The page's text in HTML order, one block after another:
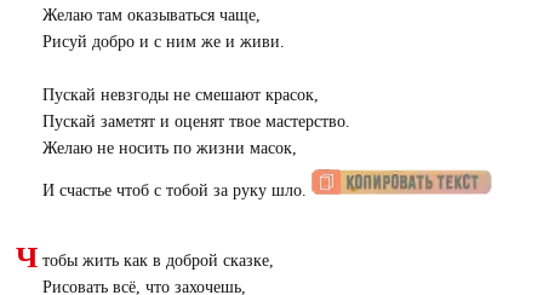
Желаю там оказываться чаще,
Рисуй добро и с ним же и живи.
Пускай невзгоды не смешают красок,
Пускай заметят и оценят твое мастерство.
Желаю не носить по жизни масок,
И счастье чтоб с тобой за руку шло.
Ч тобы жить как в доброй сказке,
Рисовать всё, что захочешь,